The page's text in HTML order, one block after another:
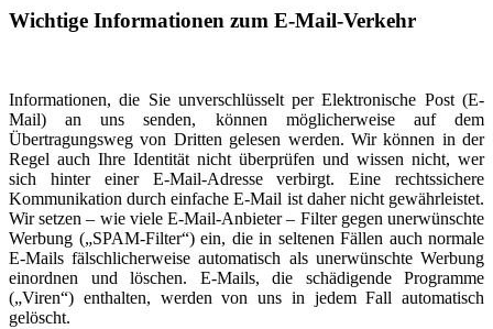
Wichtige Informationen zum E-Mail-Verkehr
Informationen, die Sie unverschlüsselt per Elektronische Post (E-
Mail) an uns senden, können möglicherweise auf dem
Übertragungsweg von Dritten gelesen werden. Wir können in der
Regel auch Ihre Identität nicht überprüfen und wissen nicht, wer
sich hinter einer E-Mail-Adresse verbirgt. Eine rechtssichere
Kommunikation durch einfache E-Mail ist daher nicht gewährleistet.
Wir setzen – wie viele E-Mail-Anbieter – Filter gegen unerwünschte
Werbung („SPAM-Filter“) ein, die in seltenen Fällen auch normale
E-Mails fälschlicherweise automatisch als unerwünschte Werbung
einordnen und löschen. E-Mails, die schädigende Programme
(„Viren“) enthalten, werden von uns in jedem Fall automatisch
gelöscht.